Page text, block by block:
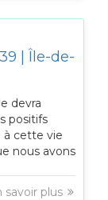
| Île-de-
devra
positifs
à cette vie
nous avons
savoir plus